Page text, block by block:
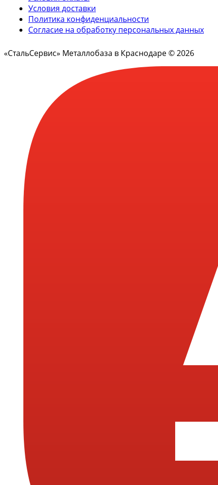
Условия доставки
Политика конфиденциальности
Согласие на обработку персональных данных
«СтальСервис» Металлобаза в Краснодаре © 2026